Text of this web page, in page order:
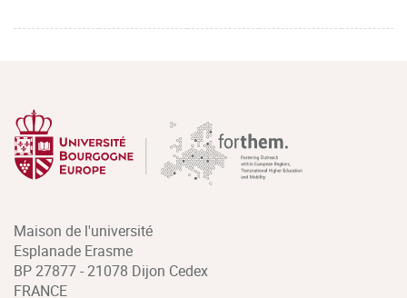
Maison de l'université
Esplanade Erasme
BP 27877 - 21078 Dijon Cedex
FRANCE